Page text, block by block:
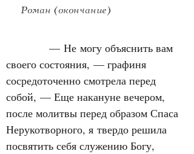
Роман (окончание)
— Не могу объяснить вам
своего состояния, — графиня
сосредоточенно смотрела перед
собой, — Еще накануне вечером,
после молитвы перед образом Спаса
Нерукотворного, я твердо решила
посвятить себя служению Богу,